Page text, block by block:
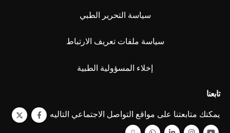
سياسة التحرير الطبي
سياسة ملفات تعريف الارتباط
إخلاء المسؤولية الطبية
تابعنا
يمكنك متابعتنا على مواقع التواصل الاجتماعي التاليه